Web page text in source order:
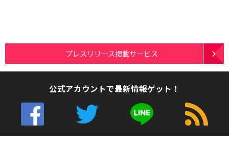
プレスリリース掲載サービス
公式アカウントで最新情報ゲット！